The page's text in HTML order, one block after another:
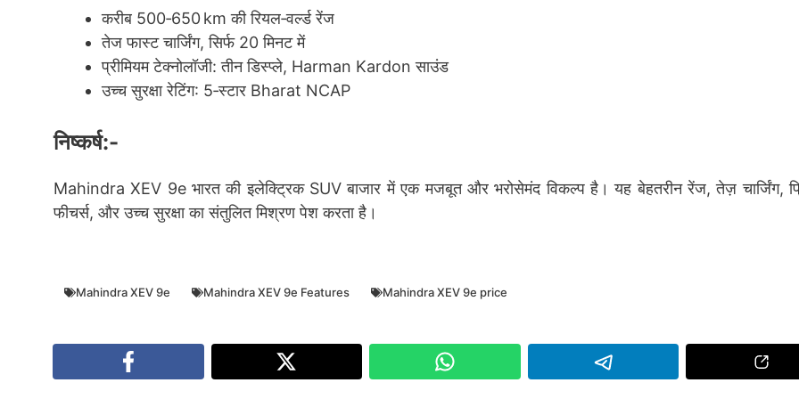
करीब 500‑650 km की रियल‑वर्ल्ड रेंज
तेज फास्ट चार्जिंग, सिर्फ 20 मिनट में
प्रीमियम टेक्नोलॉजी: तीन डिस्प्ले, Harman Kardon साउंड
उच्च सुरक्षा रेटिंग: 5‑स्टार Bharat NCAP
निष्कर्ष:-
Mahindra XEV 9e भारत की इलेक्ट्रिक SUV बाजार में एक मजबूत और भरोसेमंद विकल्प है। यह बेहतरीन रेंज, तेज़ चार्जिंग,
फीचर्स, और उच्च सुरक्षा का संतुलित मिश्रण पेश करता है।
Mahindra XEV 9e Mahindra XEV 9e Features Mahindra XEV 9e price